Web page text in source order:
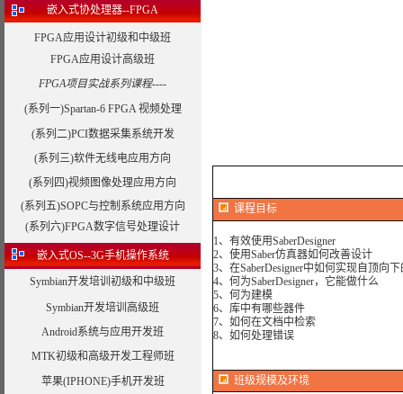
嵌入式协处理器--FPGA
FPGA应用设计初级和中级班
FPGA应用设计高级班
FPGA项目实战系列课程----
(系列一)Spartan-6 FPGA 视频处理
(系列二)PCI数据采集系统开发
(系列三)软件无线电应用方向
(系列四)视频图像处理应用方向
(系列五)SOPC与控制系统应用方向
(系列六)FPGA数字信号处理设计
嵌入式OS--3G手机操作系统
Symbian开发培训初级和中级班
Symbian开发培训高级班
Android系统与应用开发班
MTK初级和高级开发工程师班
苹果(IPHONE)手机开发班
课程目标
1、有效使用SaberDesigner
2、使用Saber仿真器如何改善设计
3、在SaberDesigner中如何实现自顶向
4、何为SaberDesigner，它能做什么
5、何为建模
6、库中有哪些器件
7、如何在文档中检索
8、如何处理错误
班级规模及环境